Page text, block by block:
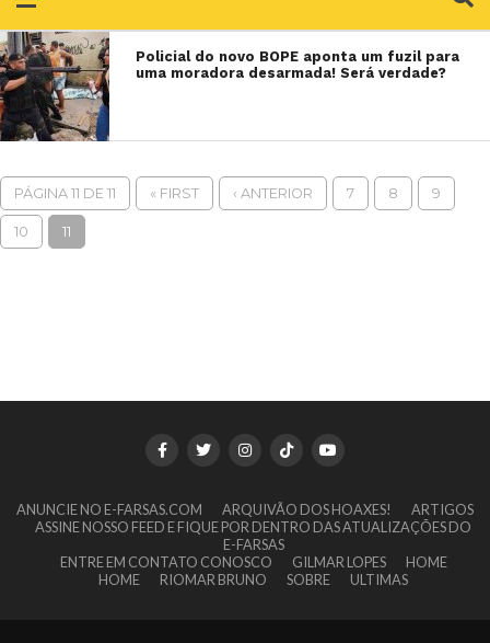
Policial do novo BOPE aponta um fuzil para
uma moradora desarmada! Será verdade?
PÁGINA 11 DE 11 « FIRST ‹ ANTERIOR 7 8 9
10 11
ANUNCIE NO E-FARSAS.COM ARQUIVÃO DOS HOAXES!
ARTIGOS
ASSINE NOSSO FEED E FIQUE POR DENTRO DAS ATUALIZAÇÕES DO
E-FARSAS
ENTRE EM CONTATO CONOSCO
GILMAR LOPES
HOME
HOME
RIOMAR BRUNO SOBRE ULTIMAS